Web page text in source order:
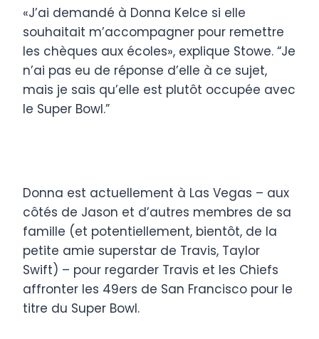
«J’ai demandé à Donna Kelce si elle
souhaitait m’accompagner pour remettre
les chèques aux écoles», explique Stowe. “Je
n’ai pas eu de réponse d’elle à ce sujet,
mais je sais qu’elle est plutôt occupée avec
le Super Bowl.”
Donna est actuellement à Las Vegas – aux
côtés de Jason et d’autres membres de sa
famille (et potentiellement, bientôt, de la
petite amie superstar de Travis, Taylor
Swift) – pour regarder Travis et les Chiefs
affronter les 49ers de San Francisco pour le
titre du Super Bowl.